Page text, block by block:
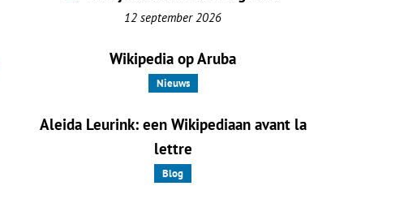
12 september 2026
Wikipedia op Aruba
Nieuws
Aleida Leurink: een Wikipediaan avant la
lettre
Blog